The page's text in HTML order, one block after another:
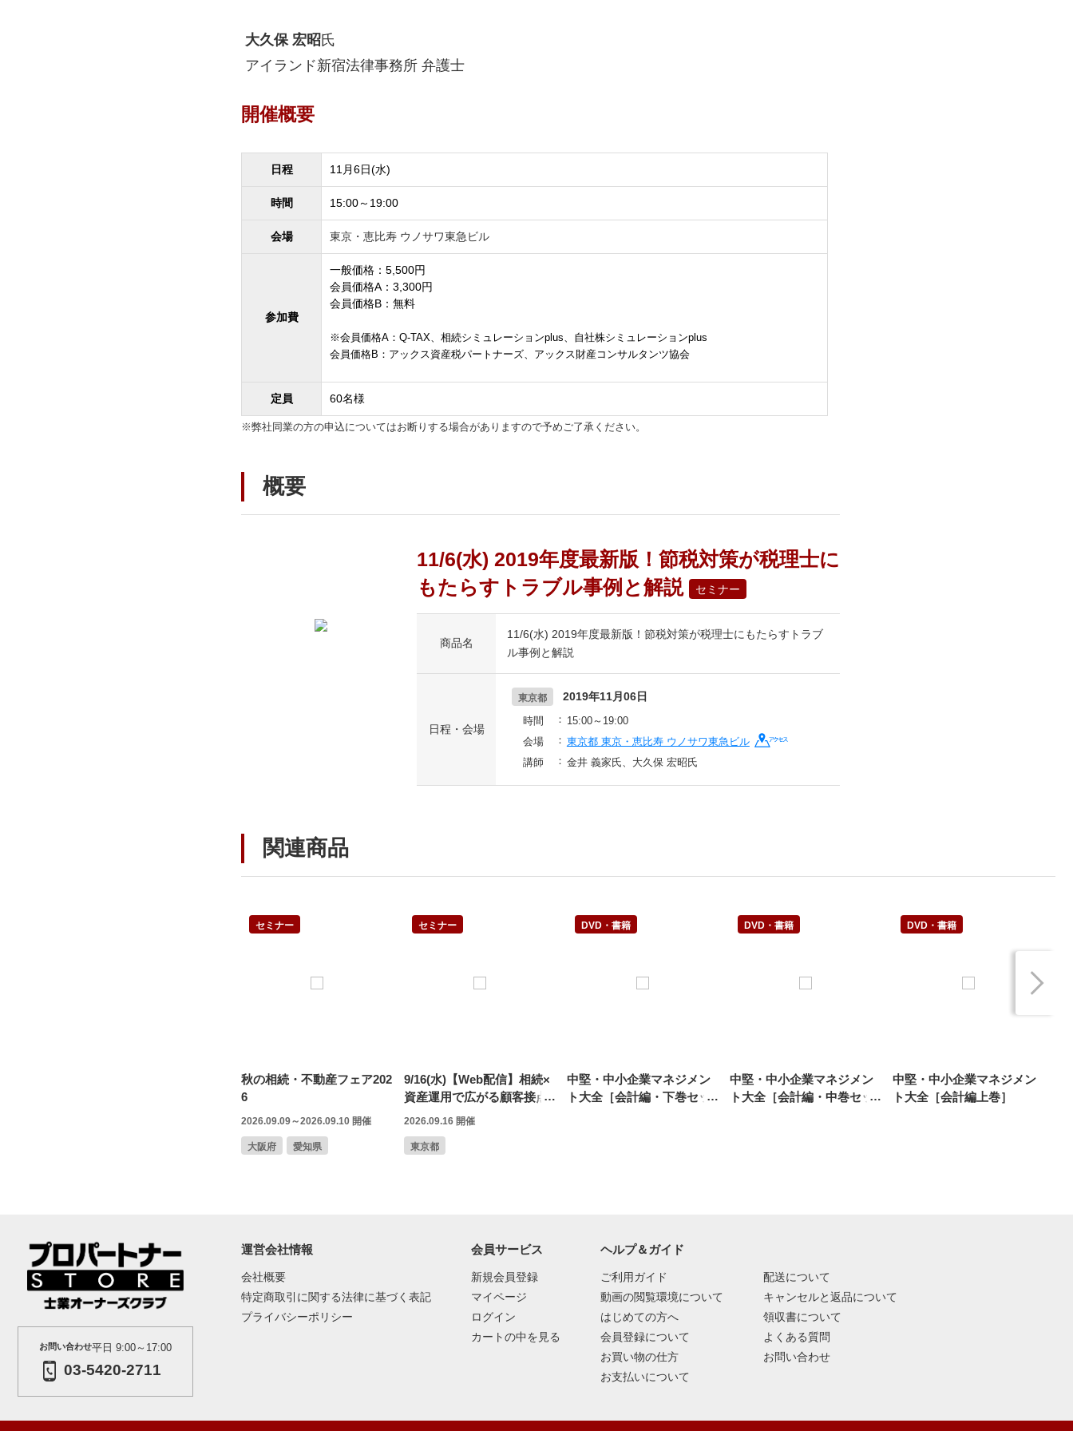
大久保 宏昭氏
アイランド新宿法律事務所 弁護士
開催概要
日程 11月6日(水)
時間 15:00～19:00
会場 東京・恵比寿 ウノサワ東急ビル
参加費
一般価格：5,500円
会員価格A：3,300円
会員価格B：無料
※会員価格A：Q-TAX、相続シミュレーションplus、自社株シミュレーションplus
会員価格B：アックス資産税パートナーズ、アックス財産コンサルタンツ協会
定員 60名様
※弊社同業の方の申込についてはお断りする場合がありますので予めご了承ください。
概要
11/6(水) 2019年度最新版！節税対策が税理士に
もたらすトラブル事例と解説
セミナー
商品名
11/6(水) 2019年度最新版！節税対策が税理士にもたらすトラブ
ル事例と解説
日程・会場
東京都 2019年11月06日
時間
15:00～19:00
会場
東京都 東京・恵比寿 ウノサワ東急ビル
講師
金井 義家氏、大久保 宏昭氏
関連商品
セミナー
秋の相続・不動産フェア202
6
2026.09.09～2026.09.10 開催
大阪府 愛知県
セミナー
9/16(水)【Web配信】相続×
資産運用で広がる顧客接点
と支援の可能性
2026.09.16 開催
東京都
DVD・書籍
中堅・中小企業マネジメン
ト大全［会計編・下巻セッ
DVD・書籍
中堅・中小企業マネジメン
ト大全［会計編・中巻セッ
DVD・書籍
中堅・中小企業マネジメン
ト大全［会計編上巻］
お問い合わせ平日 9:00～17:00
03-5420-2711
運営会社情報
会社概要
特定商取引に関する法律に基づく表記
プライバシーポリシー
会員サービス
新規会員登録
マイページ
ログイン
カートの中を見る
ヘルプ＆ガイド
ご利用ガイド
動画の閲覧環境について
はじめての方へ
会員登録について
お買い物の仕方
お支払いについて
配送について
キャンセルと返品について
領収書について
よくある質問
お問い合わせ